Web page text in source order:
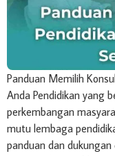
Panduan Memilih
Anda Pendidikan yang
perkembangan
mutu lembaga
panduan dan